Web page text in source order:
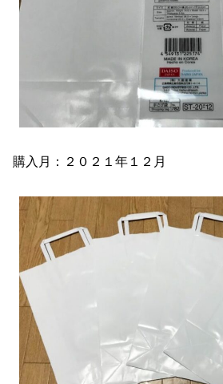
購入月：２０２１年１２月